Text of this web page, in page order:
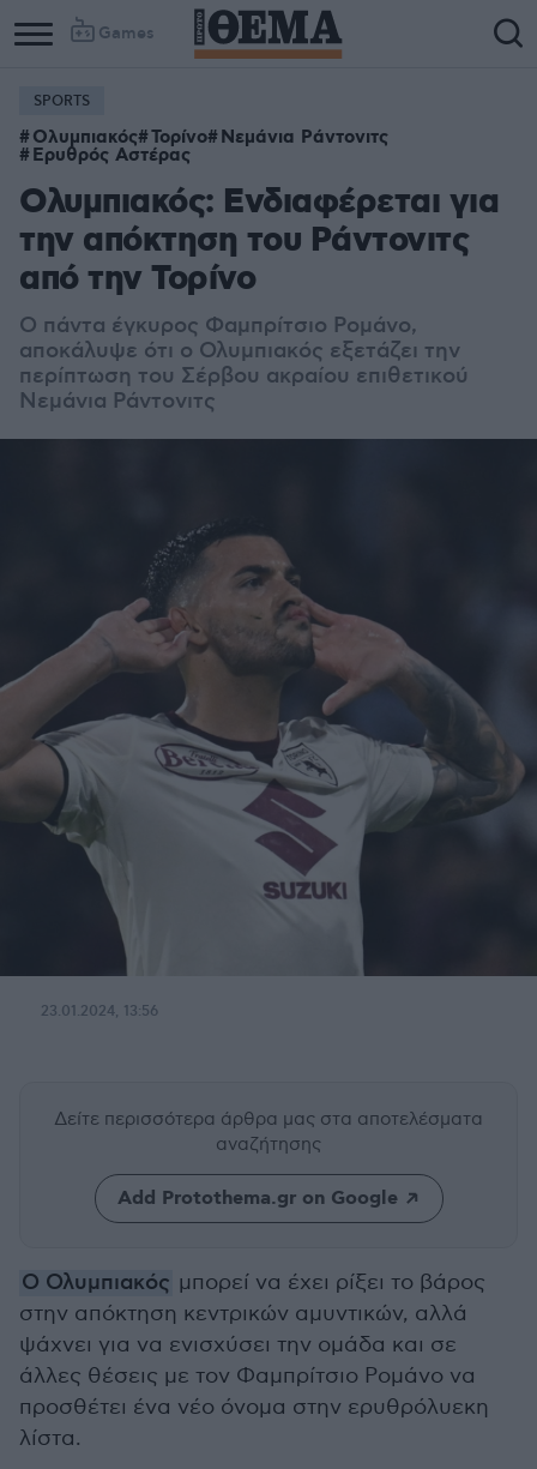
Games
SPORTS
Ολυμπιακός Τορίνο Νεμάνια Ράντονιτς
Ερυθρός Αστέρας
Ολυμπιακός: Ενδιαφέρεται για
την απόκτηση του Ράντονιτς
από την Τορίνο
Ο πάντα έγκυρος Φαμπρίτσιο Ρομάνο,
αποκάλυψε ότι ο Ολυμπιακός εξετάζει την
περίπτωση του Σέρβου ακραίου επιθετικού
Νεμάνια Ράντονιτς
23.01.2024, 13:56
Δείτε περισσότερα άρθρα μας στα αποτελέσματα
αναζήτησης
Add Protothema.gr on Google
Ο Ολυμπιακός μπορεί να έχει ρίξει το βάρος
στην απόκτηση κεντρικών αμυντικών, αλλά
ψάχνει για να ενισχύσει την ομάδα και σε
άλλες θέσεις με τον Φαμπρίτσιο Ρομάνο να
προσθέτει ένα νέο όνομα στην ερυθρόλυεκη
λίστα.